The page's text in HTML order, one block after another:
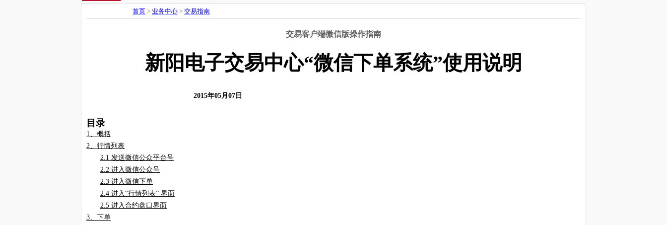
首页 > 业务中心 > 交易指南
交易客户端微信版操作指南
新阳电子交易中心“微信下单系统”使用说明
2015年05月 07 日
目录
1、 概括
2、 行情列表
2.1 发送微信公众平台号
2.2 进入微信公众号
2.3 进入微信下单
2.4 进入“行情列表” 界面
2.5 进入合约盘口界面
3、下单